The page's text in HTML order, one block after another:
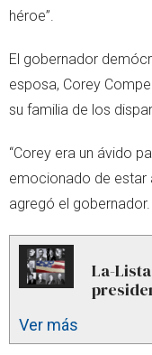
héroe”.
El gobernador
esposa, Corey
su familia de los
“Corey era un ávido
emocionado de estar
agregó el gobernador.
La-
Ver más